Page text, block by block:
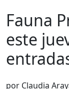
Fauna
este
por Claudia